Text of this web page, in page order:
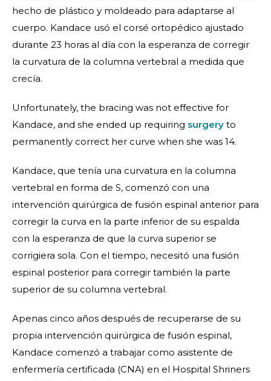
hecho de plástico y moldeado para adaptarse al
cuerpo. Kandace usó el corsé ortopédico ajustado
durante 23 horas al día con la esperanza de corregir
la curvatura de la columna vertebral a medida que
crecía.
Unfortunately, the bracing was not effective for
Kandace, and she ended up requiring surgery to
permanently correct her curve when she was 14.
Kandace, que tenía una curvatura en la columna
vertebral en forma de S, comenzó con una
intervención quirúrgica de fusión espinal anterior para
corregir la curva en la parte inferior de su espalda
con la esperanza de que la curva superior se
corrigiera sola. Con el tiempo, necesitó una fusión
espinal posterior para corregir también la parte
superior de su columna vertebral.
Apenas cinco años después de recuperarse de su
propia intervención quirúrgica de fusión espinal,
Kandace comenzó a trabajar como asistente de
enfermería certificada (CNA) en el Hospital Shriners